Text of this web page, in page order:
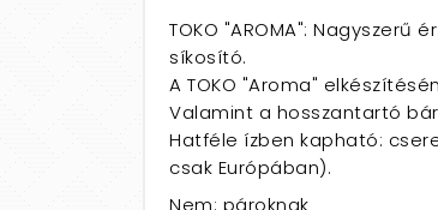
TOKO "AROMA":
síkosító.
A TOKO "Aroma"
Valamint a hosszantartó
Hatféle ízben kapható:
csak Európában).
Nem: pároknak